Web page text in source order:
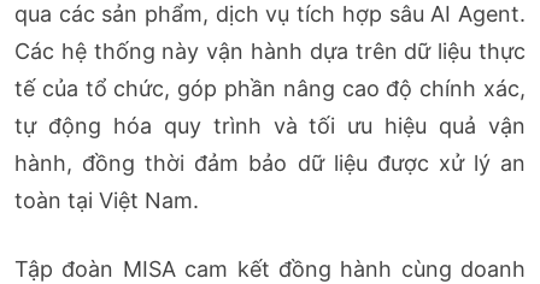
qua các sản phẩm, dịch vụ tích hợp sâu AI Agent.
Các hệ thống này vận hành dựa trên dữ liệu thực
tế của tổ chức, góp phần nâng cao độ chính xác,
tự động hóa quy trình và tối ưu hiệu quả vận
hành, đồng thời đảm bảo dữ liệu được xử lý an
toàn tại Việt Nam.
Tập đoàn MISA cam kết đồng hành cùng doanh